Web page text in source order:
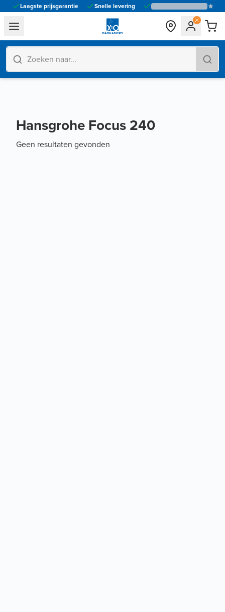
Laagste prijsgarantie Snelle levering
general.navigation.toggle_menu.label
Hansgrohe Focus 240
Geen resultaten gevonden